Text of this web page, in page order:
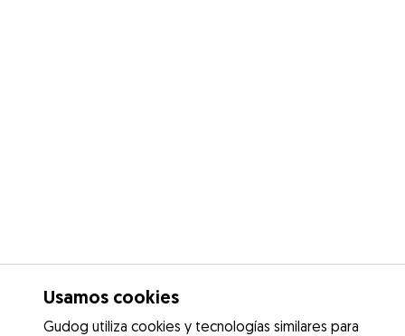
Usamos cookies
Gudog utiliza cookies y tecnologías similares para